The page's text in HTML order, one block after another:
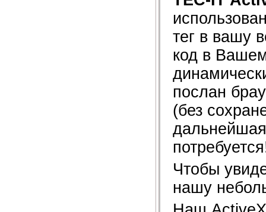
тег в вашу
код в
послан
(без
Чтобы
нашу